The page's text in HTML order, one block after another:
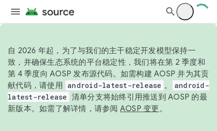
自 2026 年起，为了与我们的主干稳定开发模型保持一
致，并确保生态系统的平台稳定性，我们将在第 2 季度和
第 4 季度向 AOSP 发布源代码。如需构建 AOSP 并为其贡
献代码，请使用 android-latest-release 。
android-
latest-release 清单分支将始终引用推送到 AOSP 的最
新版本。如需了解详情，请参阅 AOSP 变更。